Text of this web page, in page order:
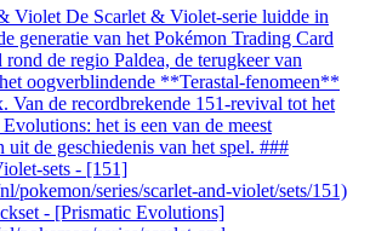
Violet De Scarlet & Violet-serie luidde in
generatie van het Pokémon Trading Card
de regio Paldea, de terugkeer van
oogverblindende **Terastal-fenomeen**
Van de recordbrekende 151-revival tot het
het is een van de meest
uit de geschiedenis van het spel. ###
sets - [151]
pokemon/series/scarlet-and-violet/sets/151)
- [Prismatic Evolutions]